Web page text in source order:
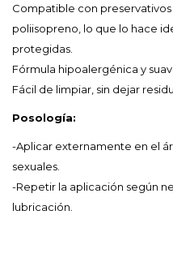
Compatible con
poliisopreno, lo que lo hace
protegidas.
Fórmula hipoalergénica y
Fácil de limpiar, sin dejar
Posología:
-Aplicar externamente en el
sexuales.
-Repetir la aplicación según
lubricación.